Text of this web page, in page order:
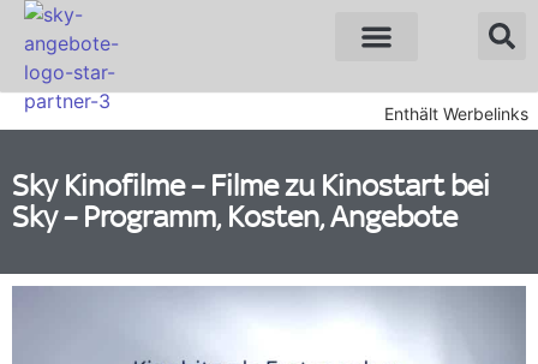
Enthält Werbelinks
Sky Kinofilme – Filme zu Kinostart bei
Sky – Programm, Kosten, Angebote